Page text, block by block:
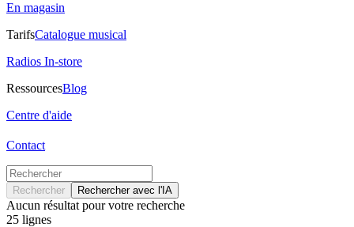
En magasin
TarifsCatalogue musical
Radios In-store
RessourcesBlog
Centre d'aide
Contact
Rechercher Rechercher avec l'IA
Aucun résultat pour votre recherche
25 lignes